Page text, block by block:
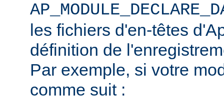
les fichiers d'en-têtes
définition de
Par exemple, si votre
comme suit :